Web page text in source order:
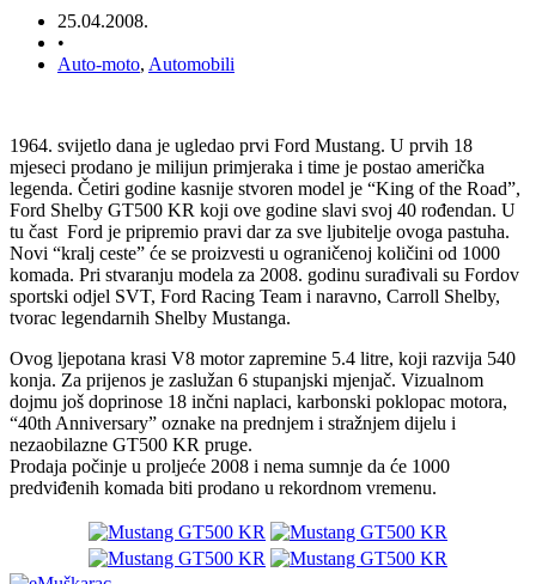
25.04.2008.
•
Auto-moto, Automobili
1964. svijetlo dana je ugledao prvi Ford Mustang. U prvih 18
mjeseci prodano je milijun primjeraka i time je postao američka
legenda. Četiri godine kasnije stvoren model je “King of the Road”,
Ford Shelby GT500 KR koji ove godine slavi svoj 40 rođendan. U
tu čast Ford je pripremio pravi dar za sve ljubitelje ovoga pastuha.
Novi “kralj ceste” će se proizvesti u ograničenoj količini od 1000
komada. Pri stvaranju modela za 2008. godinu surađivali su Fordov
sportski odjel SVT, Ford Racing Team i naravno, Carroll Shelby,
tvorac legendarnih Shelby Mustanga.
Ovog ljepotana krasi V8 motor zapremine 5.4 litre, koji razvija 540
konja. Za prijenos je zaslužan 6 stupanjski mjenjač. Vizualnom
dojmu još doprinose 18 inčni naplaci, karbonski poklopac motora,
“40th Anniversary” oznake na prednjem i stražnjem dijelu i
nezaobilazne GT500 KR pruge.
Prodaja počinje u proljeće 2008 i nema sumnje da će 1000
predviđenih komada biti prodano u rekordnom vremenu.